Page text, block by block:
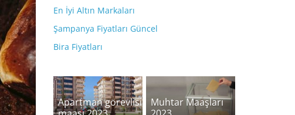
En İyi Altın Markaları
Şampanya Fiyatları Güncel
Bira Fiyatları
Apartman görevlisi
Muhtar Maaşları